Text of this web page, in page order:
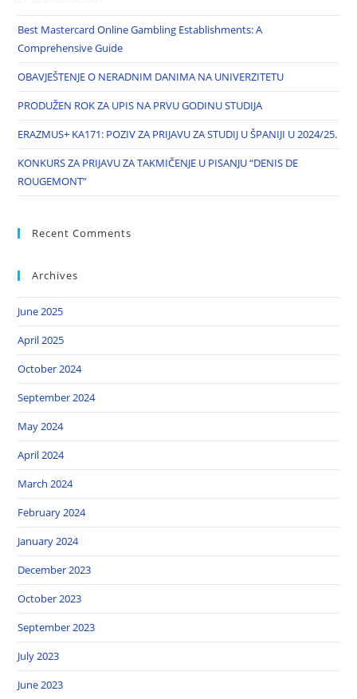
Best Mastercard Online Gambling Establishments: A
Comprehensive Guide
OBAVJEŠTENJE O NERADNIM DANIMA NA UNIVERZITETU
PRODUŽEN ROK ZA UPIS NA PRVU GODINU STUDIJA
ERAZMUS+ KA171: POZIV ZA PRIJAVU ZA STUDIJ U ŠPANIJI U 2024/25.
KONKURS ZA PRIJAVU ZA TAKMIČENJE U PISANJU “DENIS DE
ROUGEMONT”
Recent Comments
Archives
June 2025
April 2025
October 2024
September 2024
May 2024
April 2024
March 2024
February 2024
January 2024
December 2023
October 2023
September 2023
July 2023
June 2023